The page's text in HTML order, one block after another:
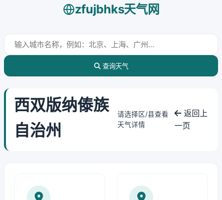
zfujbhks天气网
查询天气
西双版纳傣族
自治州
请选择区/县查看
天气详情
返回上
一页